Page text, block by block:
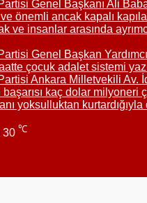
Genel Başkanı Ali
önemli ancak kapalı
ve insanlar arasında
Genel Başkan
çocuk adalet sistemi
Ankara Milletvekili Av.
kaç dolar milyoneri
yoksulluktan kurtardığıyla
30 ℃